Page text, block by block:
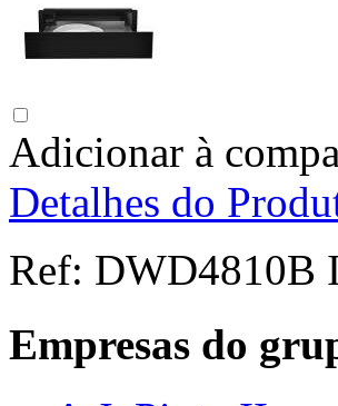
Adicionar à
Detalhes do
Ref: DWD4810B
Empresas do